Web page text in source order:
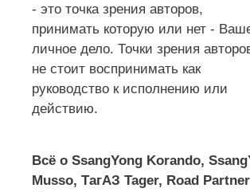
- это точка зрения авторов,
принимать которую или нет -
личное дело. Точки зрения
не стоит воспринимать как
руководство к исполнению или
действию.
Всё о SsangYong Korando,
Musso, ТагАЗ Tager, Road Partner